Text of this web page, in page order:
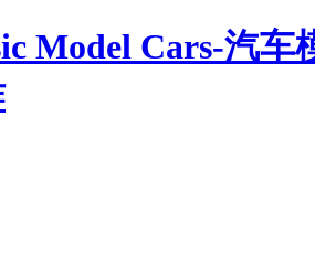
Model Cars-汽